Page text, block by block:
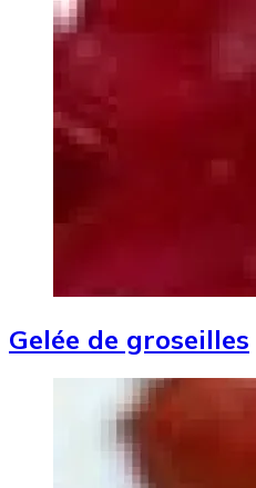
Gelée de groseilles